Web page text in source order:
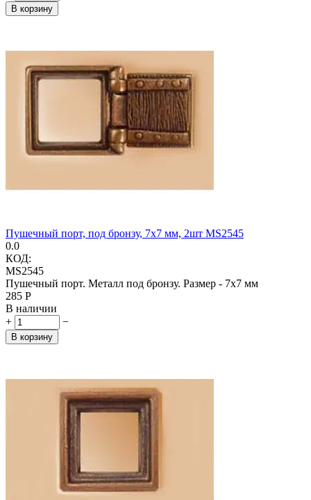
В корзину
Пушечный порт, под бронзу, 7x7 мм, 2шт MS2545
0.0
КОД:
MS2545
Пушечный порт. Металл под бронзу. Размер - 7х7 мм
‍285‍ Р
В наличии
+
−
В корзину